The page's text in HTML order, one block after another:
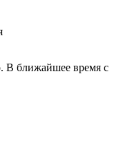
В ближайшее время с